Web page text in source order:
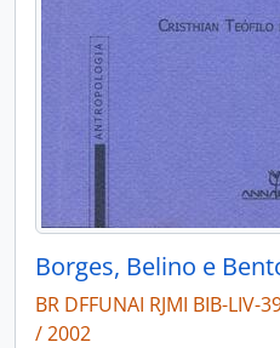
BR DFFUNAI RJMI BIB-
/ 2002